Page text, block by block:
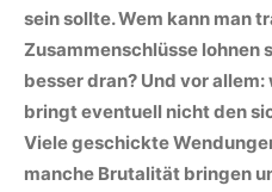
sein sollte. Wem kann man
Zusammenschlüsse lohnen
besser dran? Und vor
bringt eventuell nicht den
Viele geschickte
manche Brutalität bringen